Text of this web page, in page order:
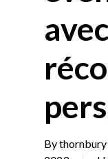
Bythornbury